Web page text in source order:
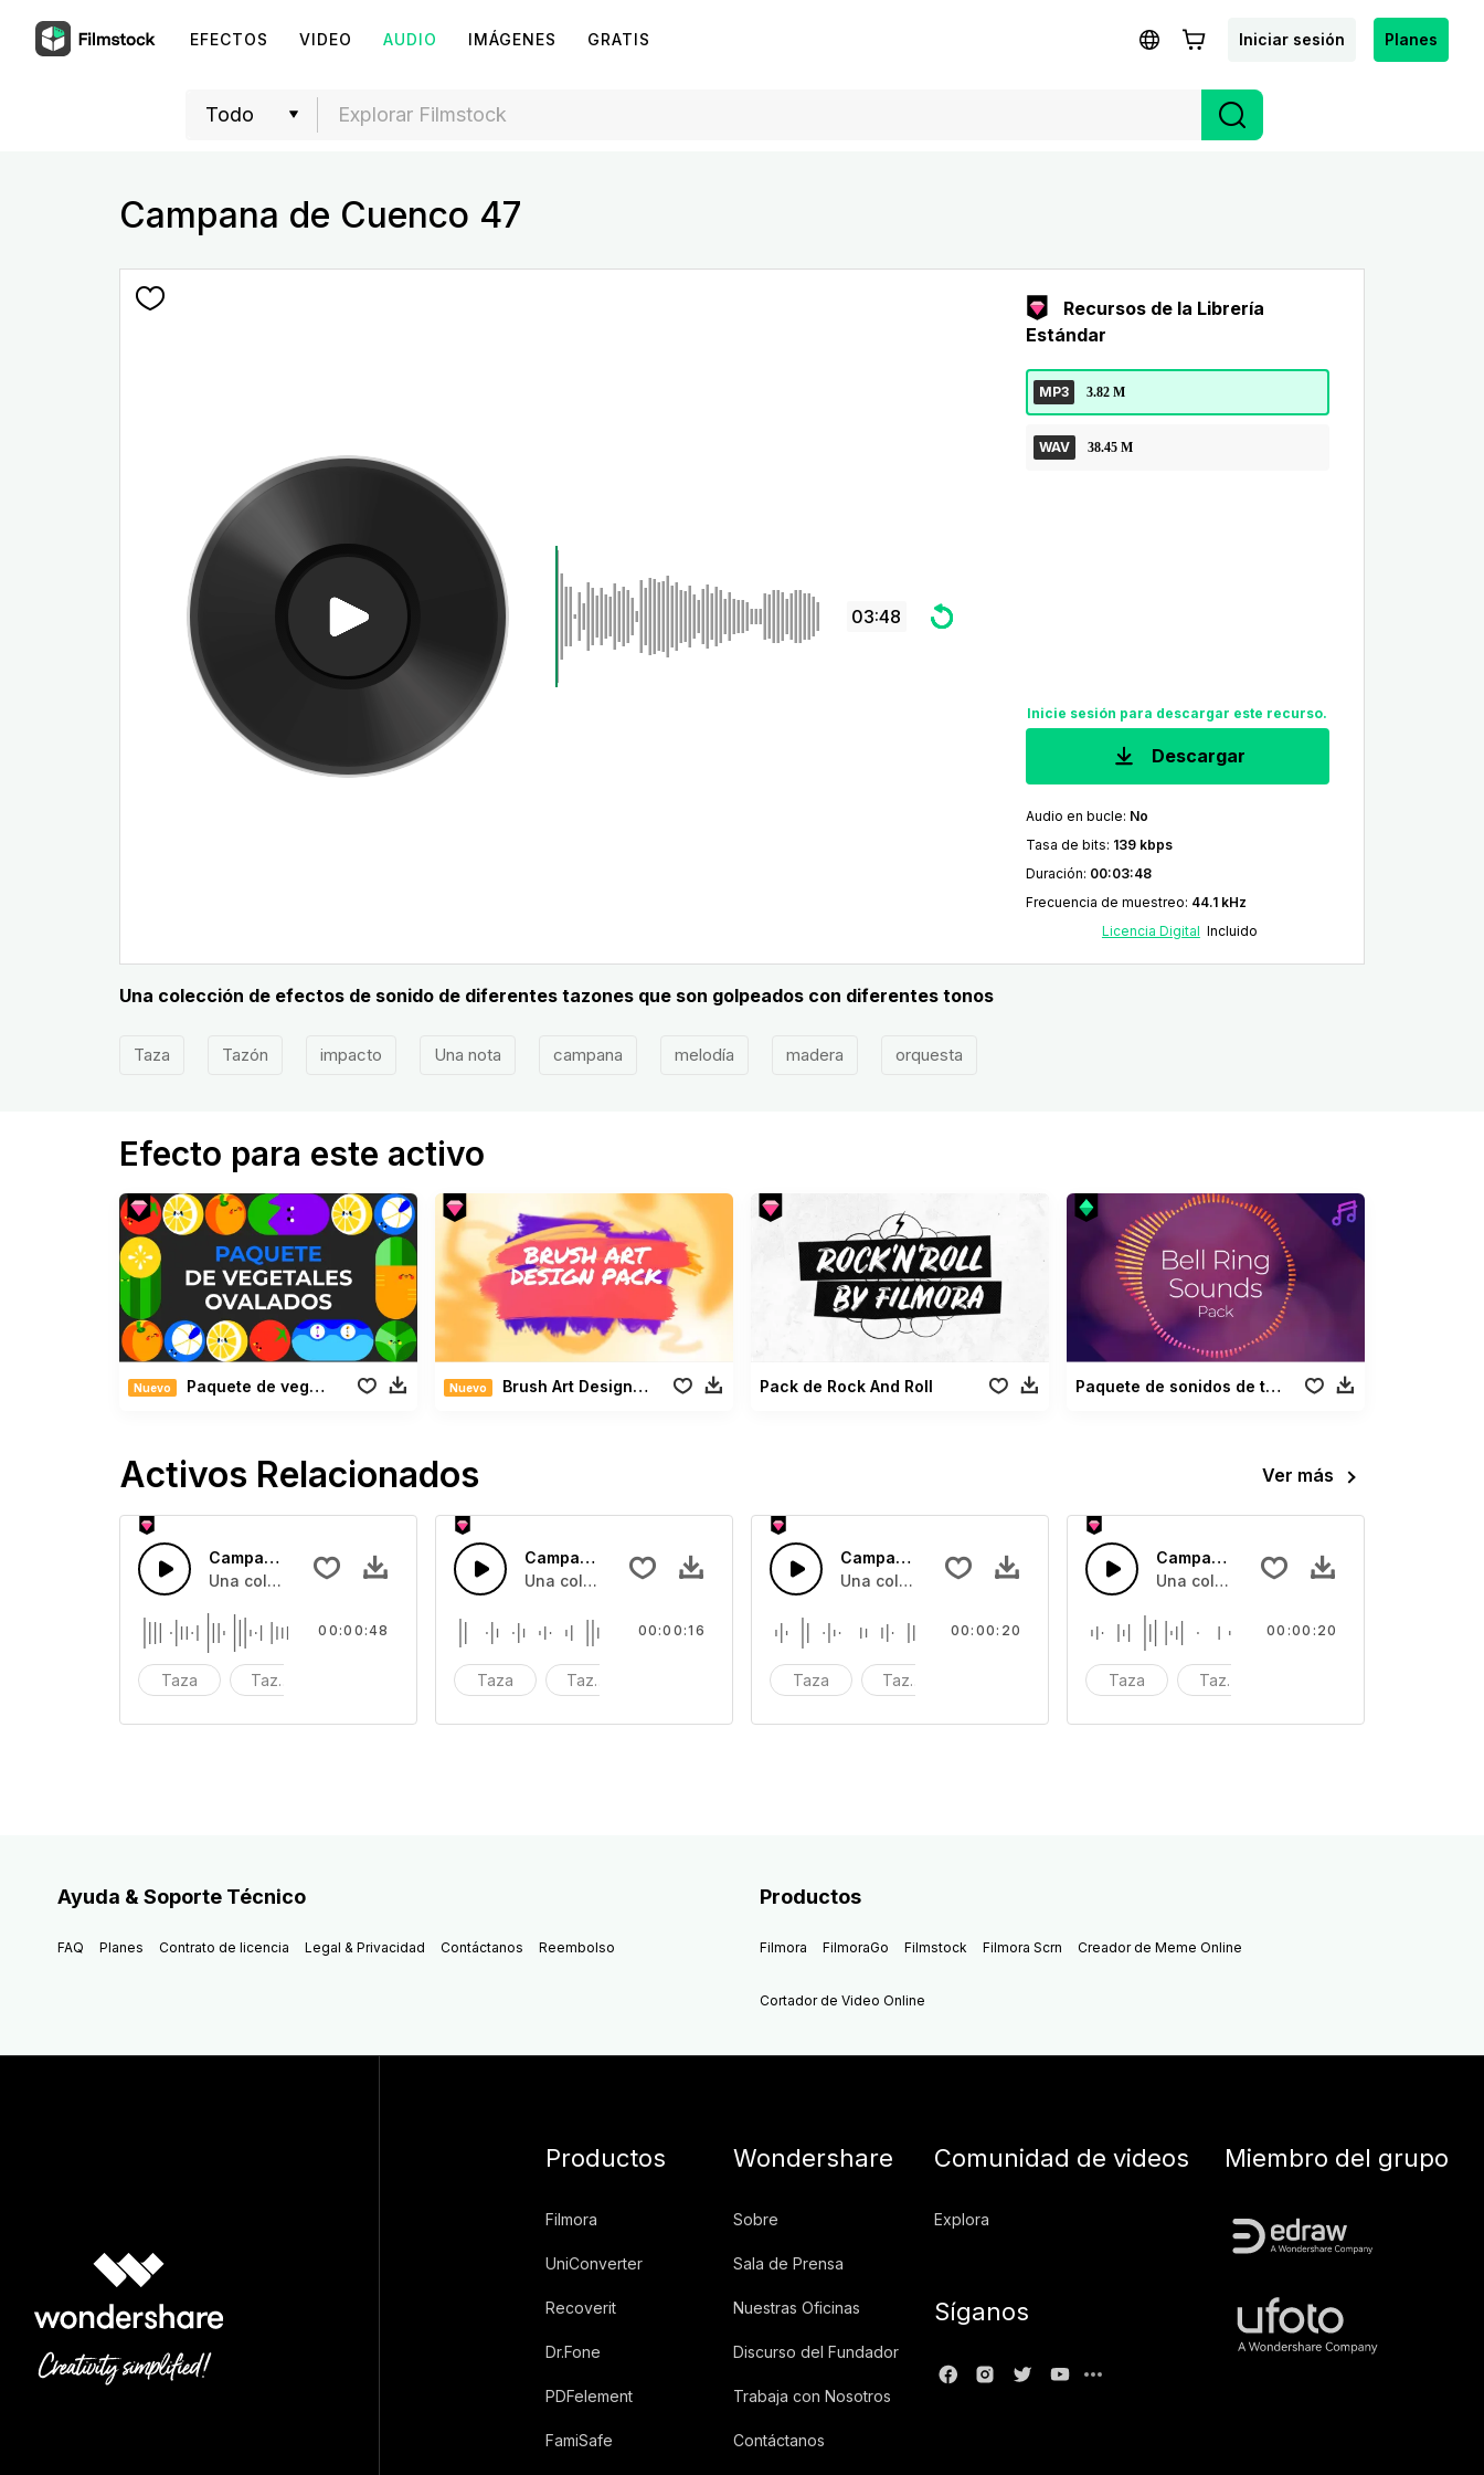
EFECTOS VIDEO AUDIO IMÁGENES GRATIS Iniciar sesión Planes
Campana de Cuenco 47
03:48
Recursos de la Librería
Estándar
MP3 3.82 M
WAV 38.45 M
Inicie sesión para descargar este recurso.
Descargar
Audio en bucle: No
Tasa de bits: 139 kbps
Duración: 00:03:48
Frecuencia de muestreo: 44.1 kHz
Licencia Digital Incluido
Una colección de efectos de sonido de diferentes tazones que son golpeados con diferentes tonos
Taza Tazón impacto Una nota campana melodía madera orquesta
Efecto para este activo
Nuevo Paquete de vegetales ovalados Nuevo Brush Art Design Pack Pack de Rock And Roll Paquete de sonidos de timbre
Activos Relacionados Ver más
Campana de Cuenco 15
Una colección de efectos de sonido de diferentes tazones que son golpeados con diferentes tonos
Taza Tazón
00:00:48
Campana de Cuenco 14
Una colección de efectos de sonido de diferentes tazones que son golpeados con diferentes tonos
Taza Tazón
00:00:16
Campana de Cuenco 13
Una colección de efectos de sonido de diferentes tazones que son golpeados
Taza Tazón
00:00:20
Campana de Cuenco 12
Una colección de efectos de sonido de
Taza Tazón
00:00:20
Ayuda & Soporte Técnico
FAQ Planes Contrato de licencia Legal & Privacidad Contáctanos Reembolso
Productos
Filmora FilmoraGo Filmstock Filmora Scrn Creador de Meme Online
Cortador de Video Online
Productos
Filmora
UniConverter
Recoverit
Dr.Fone
PDFelement
FamiSafe
Wondershare
Sobre
Sala de Prensa
Nuestras Oficinas
Discurso del Fundador
Trabaja con Nosotros
Contáctanos
Comunidad de videos
Explora
Síganos
Miembro del grupo